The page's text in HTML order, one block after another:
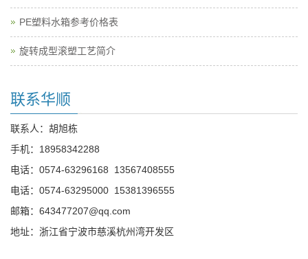
PE塑料水箱参考价格表
旋转成型滚塑工艺简介
联系华顺
联系人：胡旭栋
手机： 18958342288
电话： 0574-63296168
13567408555
电话： 0574-63295000 15381396555
邮箱： 643477207@qq.com
地址：浙江省宁波市慈溪杭州湾开发区